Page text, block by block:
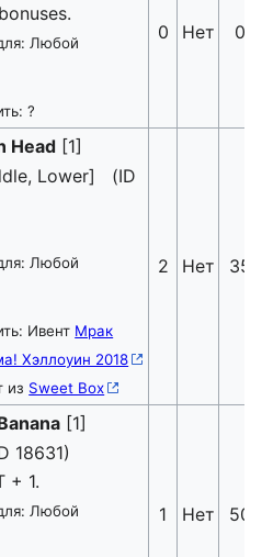
Любой
?
0 Нет 0
Head [1]
Lower] (ID
Любой
Ивент Мрак
Хэллоуин 2018
из Sweet Box
2 Нет 35
[1]
18631)
+ 1.
Любой
1 Нет 50